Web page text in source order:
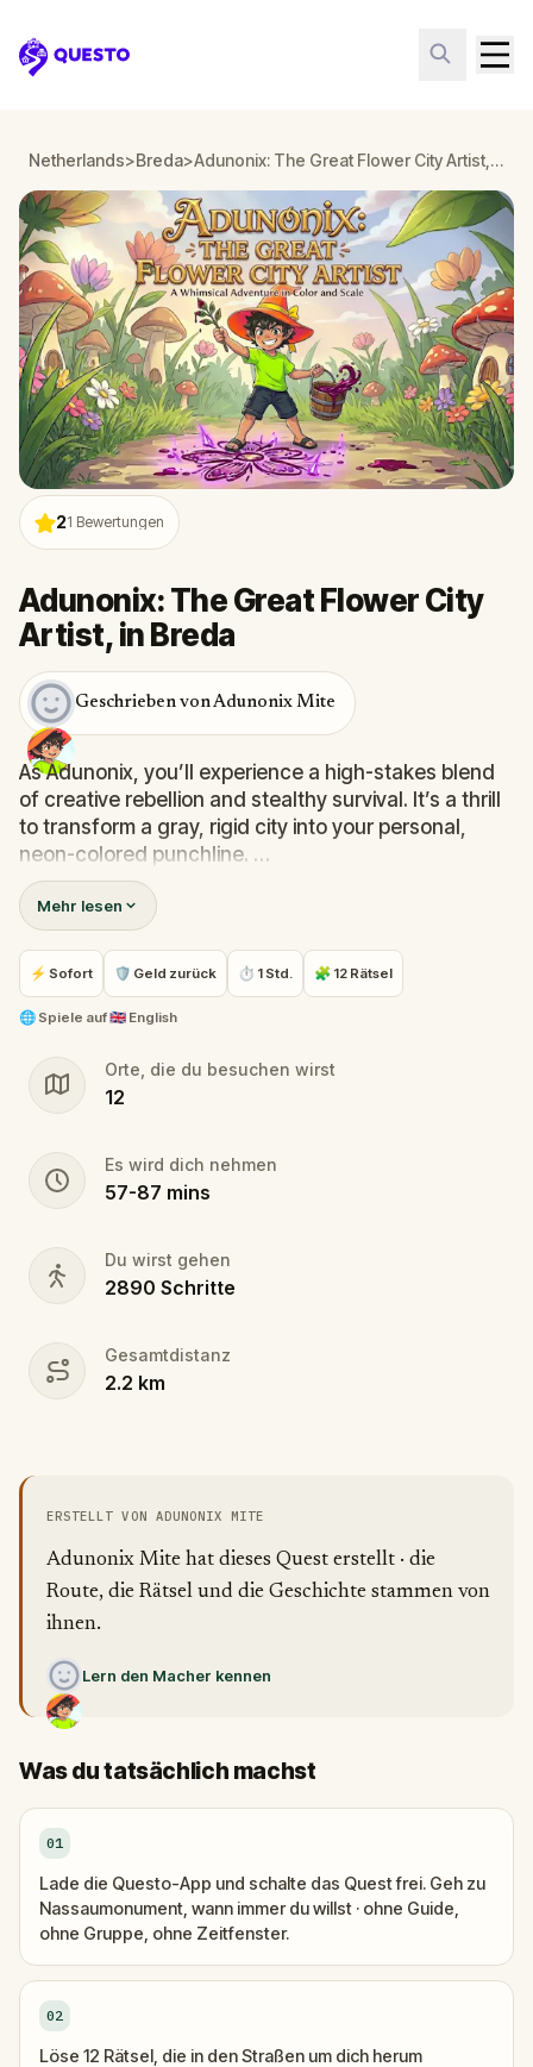
Questo
Netherlands>Breda> Adunonix: The Great Flower City Artist, in Breda
21 Bewertungen
Adunonix: The Great Flower City
Artist, in Breda
Geschrieben von Adunonix Mite
As Adunonix, you’ll experience a high-stakes blend
of creative rebellion and stealthy survival. It’s a thrill
to transform a gray, rigid city into your personal,
neon-colored punchline.
Players should dive in for the unique "Renaissance"
mechanics and the emotional weight of defying a
master.
Will your art live forever, or will the "Toad Officials"
Mehr lesen
⚡ Sofort 🛡 Geld zurück ⏱ 1 Std. 🧩 12 Rätsel
🌐 Spiele auf🇬🇧 English
Orte, die du besuchen wirst
12
Es wird dich nehmen
57-87 mins
Du wirst gehen
2890 Schritte
Gesamtdistanz
2.2 km
ERSTELLT VON ADUNONIX MITE
Adunonix Mite hat dieses Quest erstellt · die
Route, die Rätsel und die Geschichte stammen von
ihnen.
Lern den Macher kennen
Was du tatsächlich machst
01
Lade die Questo-App und schalte das Quest frei. Geh zu
Nassaumonument, wann immer du willst · ohne Guide,
ohne Gruppe, ohne Zeitfenster.
02
Löse 12 Rätsel, die in den Straßen um dich herum